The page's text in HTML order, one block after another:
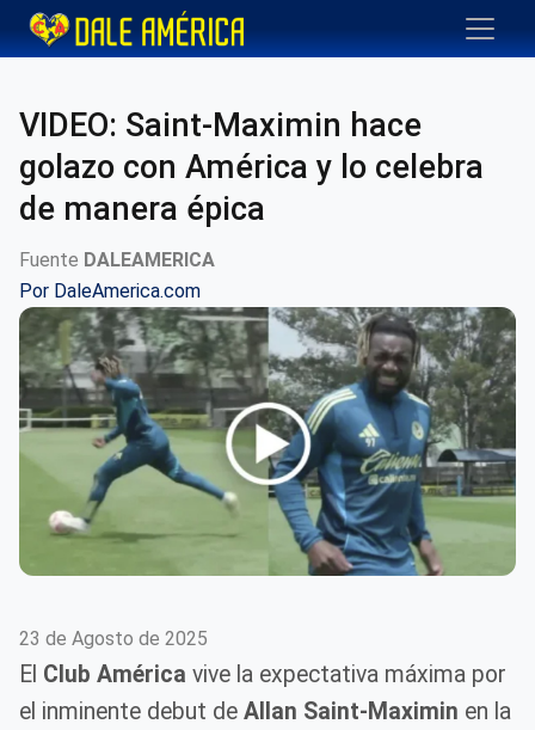
VIDEO: Saint-Maximin hace
golazo con América y lo celebra
de manera épica
Fuente DALEAMERICA
Por DaleAmerica.com
23 de Agosto de 2025
El Club América vive la expectativa máxima por
el inminente debut de Allan Saint-Maximin en la